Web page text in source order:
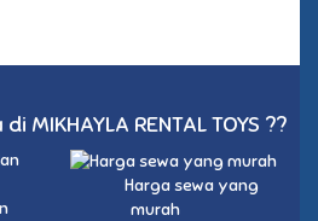
MIKHAYLA RENTAL TOYS ??
Harga sewa yang
murah